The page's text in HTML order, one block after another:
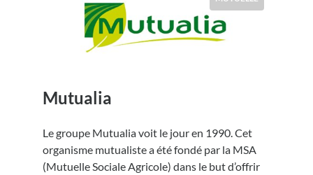
Mutualia
Le groupe Mutualia voit le jour en 1990. Cet
organisme mutualiste a été fondé par la MSA
(Mutuelle Sociale Agricole) dans le but d’offrir